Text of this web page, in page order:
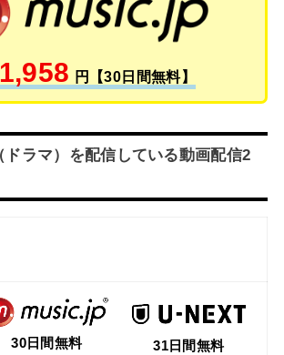
1,958 円【30日間無料】
ドラマ）を配信している動画配信2
30日間無料
31日間無料